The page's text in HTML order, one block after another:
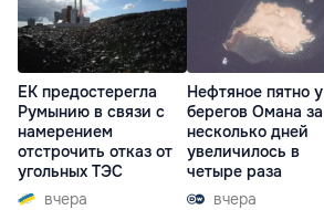
ЕК предостерегла
Румынию в связи с
намерением
отстрочить отказ от
угольных ТЭС
вчера
Нефтяное пятно у
берегов Омана за
несколько дней
увеличилось в
четыре раза
вчера